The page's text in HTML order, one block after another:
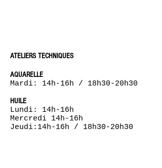
ATELIERS TECHNIQUES
AQUARELLE
Mardi: 14h-16h / 18h30-20h30
HUILE
Lundi: 14h-16h
Mercredi 14h-16h
Jeudi:14h-16h / 18h30-20h30